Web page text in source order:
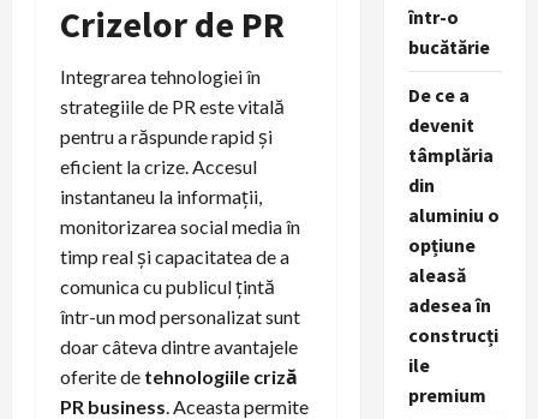
Crizelor de PR
Integrarea tehnologiei în
strategiile de PR este vitală
pentru a răspunde rapid și
eficient la crize. Accesul
instantaneu la informații,
monitorizarea social media în
timp real și capacitatea de a
comunica cu publicul țintă
într-un mod personalizat sunt
doar câteva dintre avantajele
oferite de tehnologiile criză
PR business. Aceasta permite
într-o
bucătărie
De ce a
devenit
tâmplăria
din
aluminiu o
opțiune
aleasă
adesea în
construcți
ile
premium